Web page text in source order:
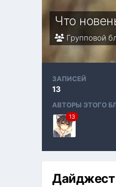
Что
Групповой
ЗАПИСЕЙ
13
АВТОРЫ ЭТОГО
13
Дайджест